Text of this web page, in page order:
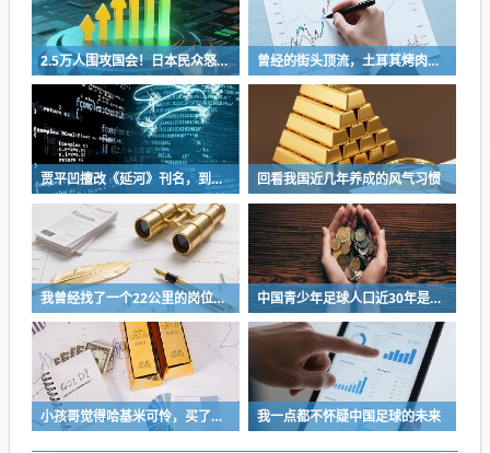
2.5万人围攻国会！日本民众怒了：让她下台！ 曾经的街头顶流，土耳其烤肉为什么消失了？
贾平凹擅改《延河》刊名，到底错在哪里？这三点才是问题的关键 回看我国近几年养成的风气习惯
我曾经找了一个22公里的岗位，坚持了2个星期就坚持不下去了 中国青少年足球人口近30年是断崖式下降
小孩哥觉得哈基米可怜，买了火腿肠喂哈基米，结果哈基米直接叼走他的鹦鹉… 我一点都不怀疑中国足球的未来